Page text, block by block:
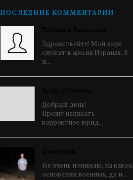
ПОСЛЕДНИЕ КОММЕНТАРИИ
Здравствуйте! Мой внук
служит в армии Израиля. Я
п...
Добрый день!
Прошу написать
корректное юрид...
Не очень понимаю, на каком
основании военных, да и...